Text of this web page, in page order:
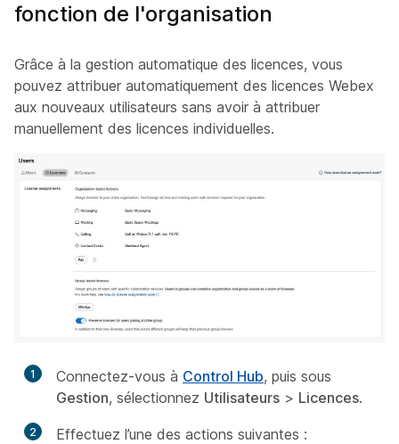
fonction de l'organisation
Grâce à la gestion automatique des licences, vous
pouvez attribuer automatiquement des licences Webex
aux nouveaux utilisateurs sans avoir à attribuer
manuellement des licences individuelles.
1 Connectez-vous à Control Hub, puis sous
Gestion, sélectionnez Utilisateurs > Licences.
2
Effectuez l’une des actions suivantes :